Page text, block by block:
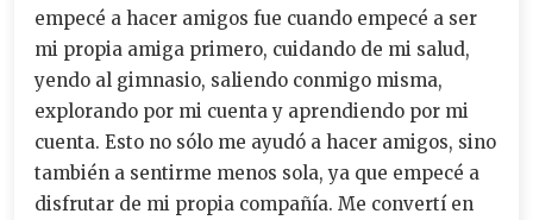
empecé a hacer amigos fue cuando empecé a ser
mi propia amiga primero, cuidando de mi salud,
yendo al gimnasio, saliendo conmigo misma,
explorando por mi cuenta y aprendiendo por mi
cuenta. Esto no sólo me ayudó a hacer amigos, sino
también a sentirme menos sola, ya que empecé a
disfrutar de mi propia compañía. Me convertí en